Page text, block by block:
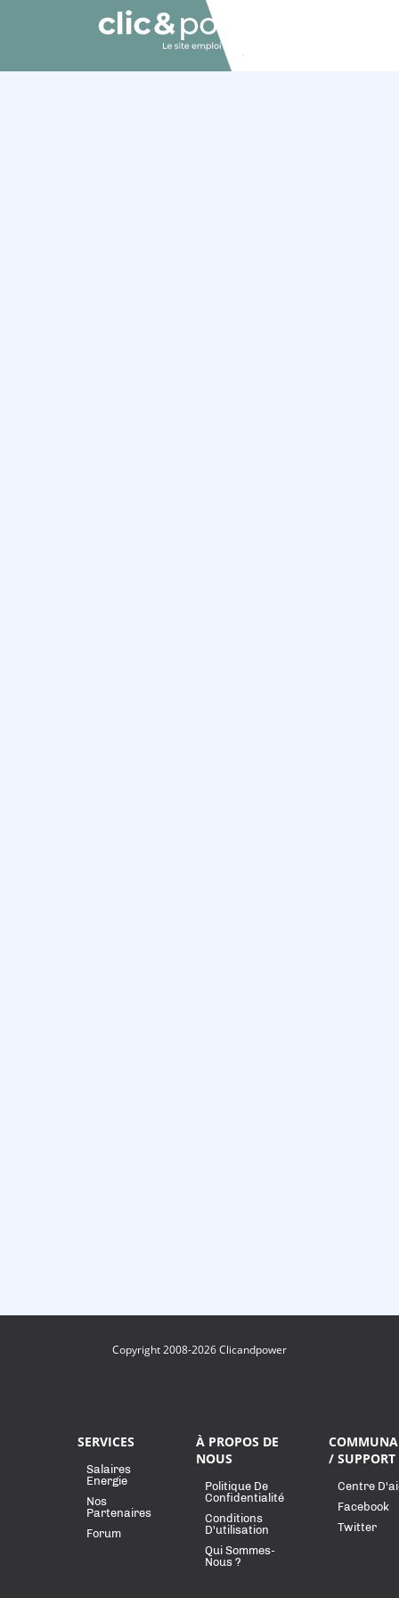
Copyright 2008-2026 Clicandpower
SERVICES
Salaires
Energie
Nos
Partenaires
Forum
À PROPOS DE
NOUS
Politique De
Confidentialité
Conditions
D'utilisation
Qui Sommes-
Nous ?
/ SUPPORT
Centre
Facebook
Twitter